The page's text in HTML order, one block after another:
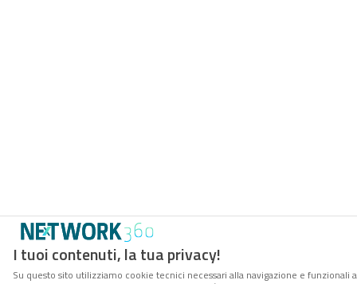
I tuoi contenuti, la tua privacy!
Su questo sito utilizziamo cookie tecnici necessari alla navigazione e